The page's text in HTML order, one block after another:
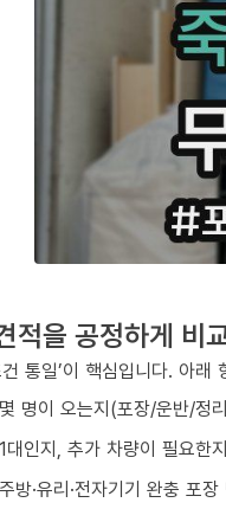
적을 공정하게 비
통일’이 핵심입니다. 아
명이 오는지(포장/운반/정
대인지, 추가 차량이 필요한지
방·유리·전자기기 완충 포